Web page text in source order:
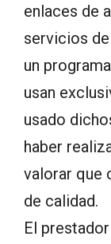
enlaces de
servicios
un
usan
usado
haber
valorar que
de calidad.
El